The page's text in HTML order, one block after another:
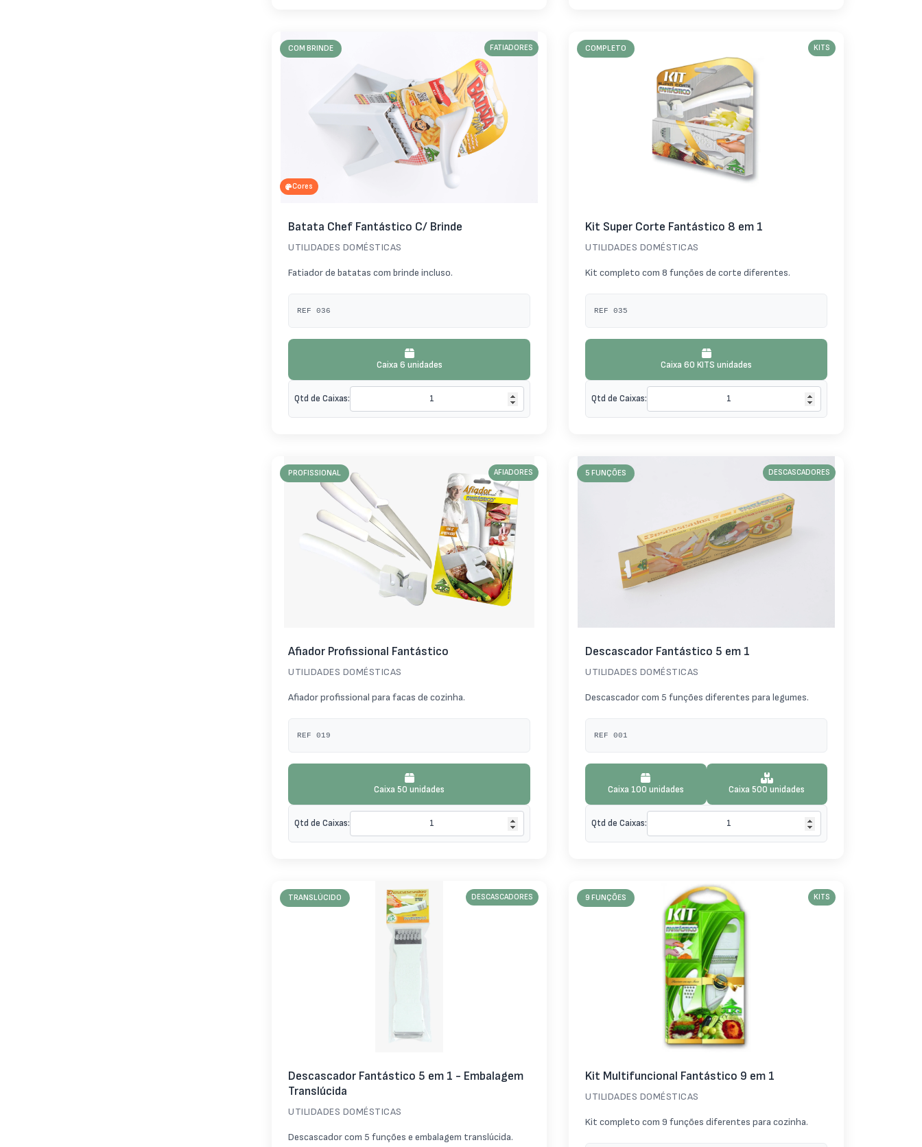
COM BRINDE FATIADORES
Cores
Batata Chef Fantástico C/ Brinde
UTILIDADES DOMÉSTICAS
Fatiador de batatas com brinde incluso.
REF 036
Caixa 6 unidades
Qtd de Caixas:
COMPLETO KITS
Kit Super Corte Fantástico 8 em 1
UTILIDADES DOMÉSTICAS
Kit completo com 8 funções de corte diferentes.
REF 035
Caixa 60 KITS unidades
Qtd de Caixas:
PROFISSIONAL AFIADORES
Afiador Profissional Fantástico
UTILIDADES DOMÉSTICAS
Afiador profissional para facas de cozinha.
REF 019
Caixa 50 unidades
Qtd de Caixas:
5 FUNÇÕES DESCASCADORES
Descascador Fantástico 5 em 1
UTILIDADES DOMÉSTICAS
Descascador com 5 funções diferentes para legumes.
REF 001
Caixa 100 unidades Caixa 500 unidades
Qtd de Caixas:
TRANSLÚCIDO DESCASCADORES
Descascador Fantástico 5 em 1 - Embalagem
Translúcida
UTILIDADES DOMÉSTICAS
Descascador com 5 funções e embalagem translúcida.
9 FUNÇÕES KITS
Kit Multifuncional Fantástico 9 em 1
UTILIDADES DOMÉSTICAS
Kit completo com 9 funções diferentes para cozinha.